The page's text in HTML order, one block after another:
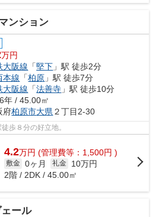
ンション
万円
大阪線 「堅下 」駅 徒歩2分
本線 「柏原 」駅 徒歩7分
大阪線 「法善寺 」駅 徒歩10分
年 / 45.00㎡
府柏原市大県 ２丁目2-30
歩８分の好立地。
4.2万円 (管理費等：1,500円 )
敷金 0ヶ月 礼金
10万円
2階 / 2DK / 45.00㎡
ール